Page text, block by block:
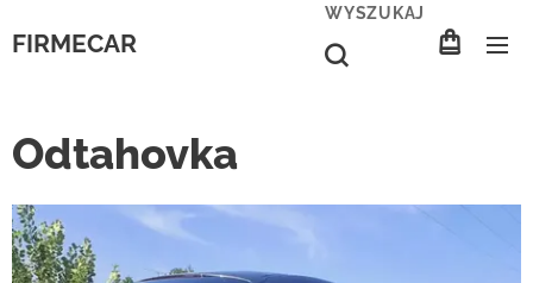
FIRMECAR
WYSZUKAJ
Odtahovka